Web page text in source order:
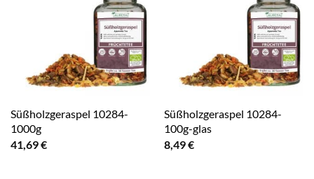
Süßholzgeraspel 10284-
1000g
41,69€
Süßholzgeraspel 10284-
100g-glas
8,49€